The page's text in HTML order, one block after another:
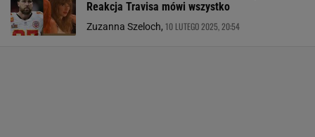
Reakcja Travisa mówi wszystko
Zuzanna Szeloch, 10 LUTEGO 2025, 20:54